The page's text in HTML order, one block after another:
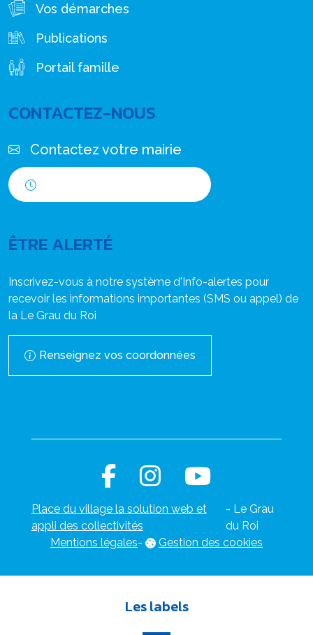
Vos démarches
Publications
Portail famille
CONTACTEZ-NOUS
Contactez votre mairie
ÊTRE ALERTÉ
Inscrivez-vous à notre système d'Info-alertes pour
recevoir les informations importantes (SMS ou appel) de
la Le Grau du Roi
Renseignez vos coordonnées
Place du village la solution web et
appli des collectivités
- Le Grau
du Roi
Mentions légales- Gestion des cookies
Les labels